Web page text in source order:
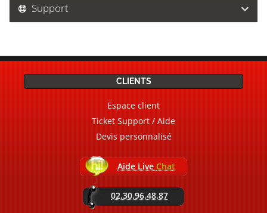
Support
CLIENTS
Espace client
Ticket Support / Aide
Devis personnalisé
Aide Live Chat
02.30.96.48.87